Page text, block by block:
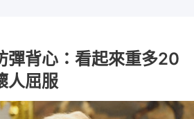
彈背心：看起來重多20
屈服